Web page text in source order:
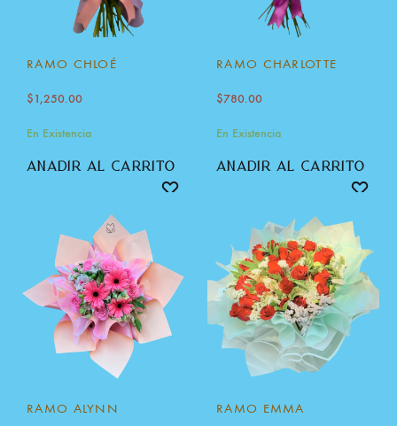
RAMO CHLOÉ
$1,250.00
En Existencia
añadir al carrito
RAMO CHARLOTTE
$780.00
En Existencia
añadir al carrito
RAMO ALYNN RAMO EMMA